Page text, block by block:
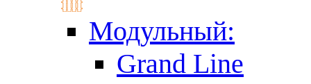
Модульный:
Grand Line